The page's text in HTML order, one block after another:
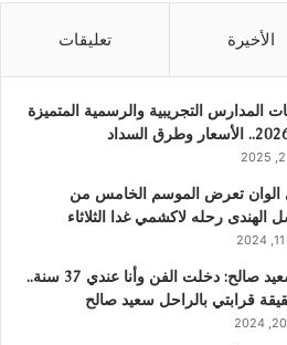
الأخيرة تعليقات
المدارس التجريبية والرسمية المتميزة
الوان تعرض الموسم الخامس من
الهندى رحله لاكشمي غدا الثلاثاء
مريم سعيد صالح: دخلت الفن وأنا عندي 37 سنة..
قرابتي بالراحل سعيد صالح